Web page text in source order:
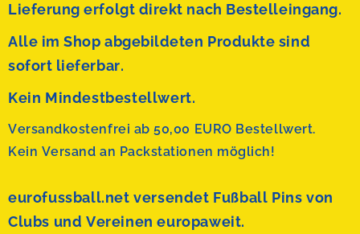
Lieferung erfolgt direkt nach Bestelleingang.
Alle im Shop abgebildeten Produkte sind
sofort lieferbar.
Kein Mindestbestellwert.
Versandkostenfrei ab 50,00 EURO Bestellwert.
Kein Versand an Packstationen möglich!
eurofussball.net versendet Fußball Pins von
Clubs und Vereinen europaweit.